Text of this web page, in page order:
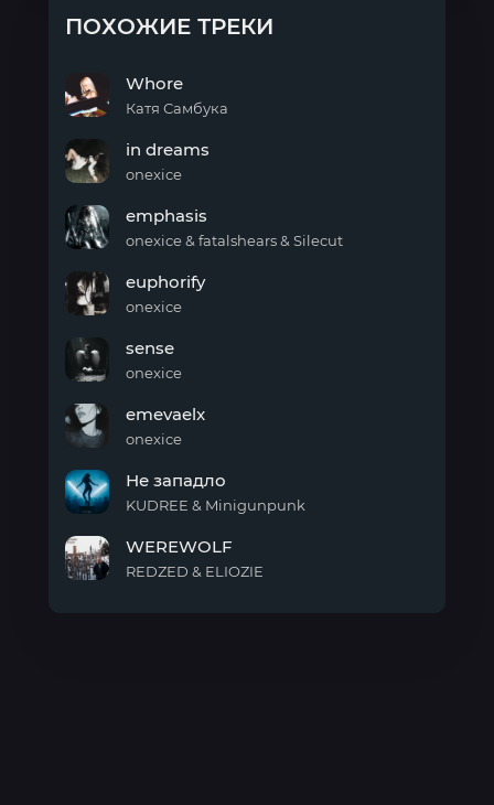
ПОХОЖИЕ ТРЕКИ
Whore
Катя Самбука
dreams
in dreams
onexice
emphasis
onexice & fatalshears & Silecut
euphorify
onexice
sense
onexice
emevaelx
onexice
западло
Не западло
KUDREE & Minigunpunk
WEREWOLF
REDZED & ELIOZIE